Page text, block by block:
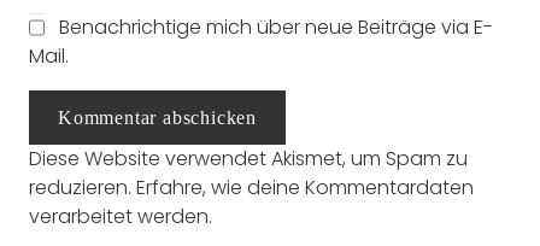
Benachrichtige mich über neue Beiträge via E-
Mail.
Kommentar abschicken
Diese Website verwendet Akismet, um Spam zu
reduzieren. Erfahre, wie deine Kommentardaten
verarbeitet werden.